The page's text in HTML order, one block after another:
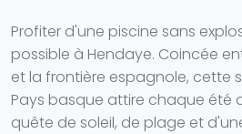
Profiter d'une piscine sans
possible à Hendaye. Coincée
et la frontière espagnole, cette
Pays basque attire chaque été
quête de soleil, de plage et